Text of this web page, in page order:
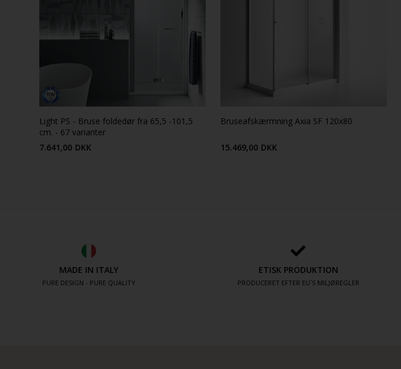
Light PS - Bruse foldedør fra 65,5 -101,5
cm. - 67 varianter
7.641,00 DKK
Bruseafskærmning Axia SF 120x80
15.469,00 DKK
MADE IN ITALY
PURE DESIGN - PURE QUALITY
ETISK PRODUKTION
PRODUCERET EFTER EU´S MILJØREGLER